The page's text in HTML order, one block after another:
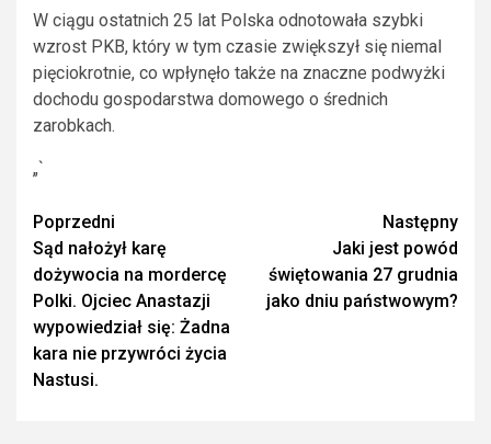
W ciągu ostatnich 25 lat Polska odnotowała szybki
wzrost PKB, który w tym czasie zwiększył się niemal
pięciokrotnie, co wpłynęło także na znaczne podwyżki
dochodu gospodarstwa domowego o średnich
zarobkach.
„`
Zobacz
wpisy
Poprzedni
Sąd nałożył karę
dożywocia na mordercę
Polki. Ojciec Anastazji
wypowiedział się: Żadna
kara nie przywróci życia
Nastusi.
Następny
Jaki jest powód
świętowania 27 grudnia
jako dniu państwowym?